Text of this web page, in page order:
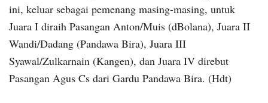
ini, keluar sebagai pemenang masing-masing, untuk
Juara I diraih Pasangan Anton/Muis (dBolana), Juara II
Wandi/Dadang (Pandawa Bira), Juara III
Syawal/Zulkarnain (Kangen), dan Juara IV direbut
Pasangan Agus Cs dari Gardu Pandawa Bira. (Hdt)